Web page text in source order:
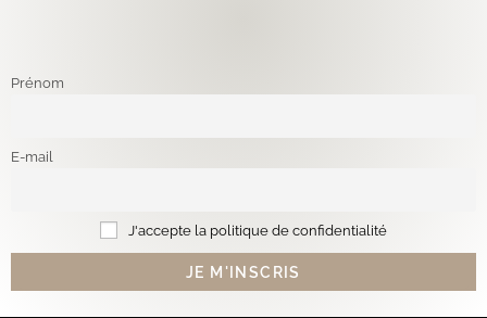
Prénom
E-mail
J'accepte la politique de confidentialité